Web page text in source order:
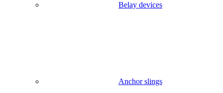
Belay devices
Anchor slings